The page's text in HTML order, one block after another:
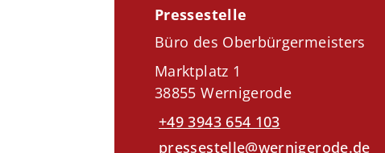
Pressestelle
Büro des Oberbürgermeisters
Marktplatz 1
38855 Wernigerode
+49 3943 654 103
pressestelle@wernigerode.de